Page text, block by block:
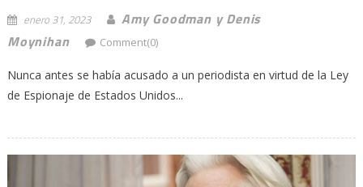
enero 31, 2023
Amy Goodman y Denis
Moynihan
Comment(0)
Nunca antes se había acusado a un periodista en virtud de la Ley
de Espionaje de Estados Unidos...